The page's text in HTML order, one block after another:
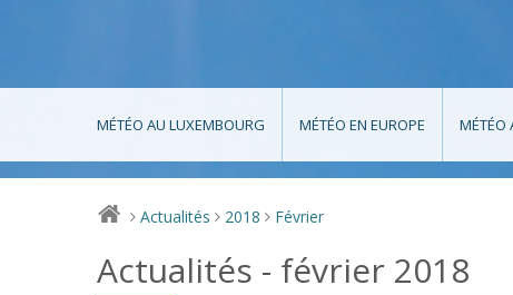
MÉTÉO AU LUXEMBOURG MÉTÉO EN EUROPE MÉTÉO
> Actualités > 2018 > Février
Actualités - février 2018